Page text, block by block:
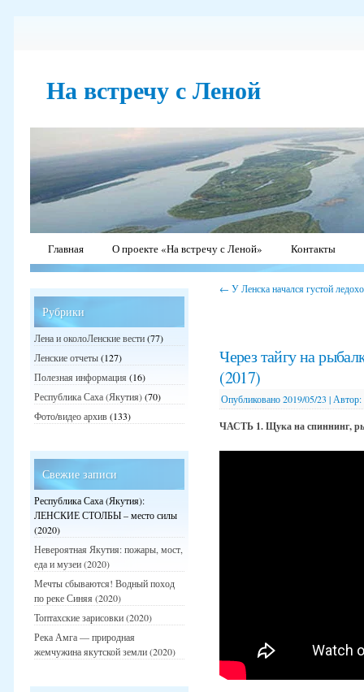
На встречу с Леной
Главная О проекте «На встречу с Леной» Контакты
← У Ленска начался густой
Через тайгу на
(2017)
Опубликовано2019/05/23 | Автор:
ЧАСТЬ 1. Щука на спиннинг,
Рубрики
Лена и околоЛенские вести(77)
Ленские отчеты(127)
Полезная информация (16)
Республика Саха (Якутия)(70)
Фото/видео архив(133)
Свежие записи
Республика Саха (Якутия):
ЛЕНСКИЕ СТОЛБЫ – место силы
(2020)
Невероятная Якутия: пожары, мост,
еда и музеи (2020)
Мечты сбываются! Водный поход
по реке Синяя (2020)
Топтахские зарисовки (2020)
Река Амга — природная
жемчужина якутской земли (2020)